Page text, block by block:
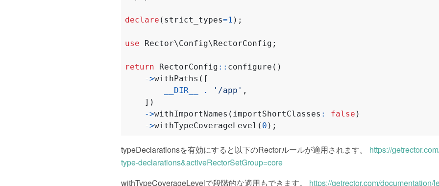
declare ( strict_types=1 );
use Rector\Config\RectorConfig ;
return RectorConfig :: configure ()
->withPaths ([
__DIR__
. '/app' ,
])
->withImportNames ( importShortClasses : false )
->withTypeCoverageLevel ( 0 );
typeDeclarationsを有効にすると以下のRectorルールが適用されます。 https://
type-declarations&activeRectorSetGroup=core
withTypeCoverageLevelで段階的な適用もできます。 https://getrector.com/documentation/